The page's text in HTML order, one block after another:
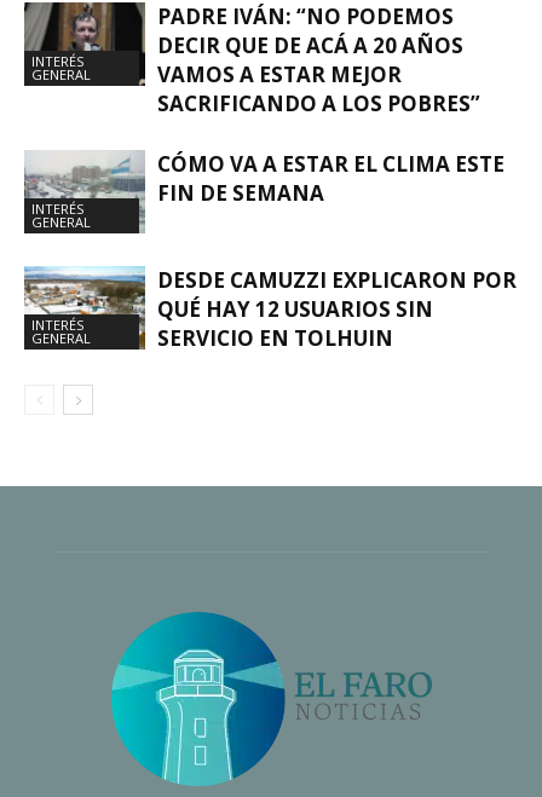
INTERÉS
GENERAL
PADRE IVÁN: “NO PODEMOS
DECIR QUE DE ACÁ A 20 AÑOS
VAMOS A ESTAR MEJOR
SACRIFICANDO A LOS POBRES”
INTERÉS
GENERAL
CÓMO VA A ESTAR EL CLIMA ESTE
FIN DE SEMANA
INTERÉS
GENERAL
DESDE CAMUZZI EXPLICARON POR
QUÉ HAY 12 USUARIOS SIN
SERVICIO EN TOLHUIN